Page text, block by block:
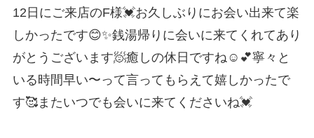
12日にご来店のF様💓お久しぶりにお会い出来て楽
しかったです😊✨銭湯帰りに会いに来てくれてあり
がとうございます🧖癒しの休日ですね☺️💕寧々と
いる時間早い〜って言ってもらえて嬉しかったで
す🥰またいつでも会いに来てくださいね💓